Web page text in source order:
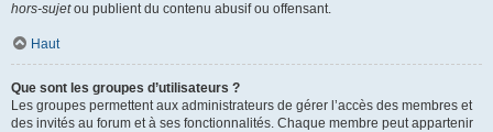
hors-sujetou publient du contenu abusif ou offensant.
Haut
Que sont les groupes d’utilisateurs ?
Les groupes permettent aux administrateurs de gérer l’accès des membres et
des invités au forum et à ses fonctionnalités. Chaque membre peut appartenir